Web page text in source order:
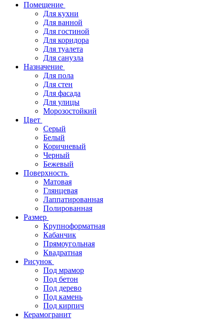
Помещение
Для кухни
Для ванной
Для гостиной
Для коридора
Для туалета
Для санузла
Назначение
Для пола
Для стен
Для фасада
Для улицы
Морозостойкий
Цвет
Серый
Белый
Коричневый
Черный
Бежевый
Поверхность
Матовая
Глянцевая
Лаппатированная
Полированная
Размер
Крупноформатная
Кабанчик
Прямоугольная
Квадратная
Рисунок
Под мрамор
Под бетон
Под дерево
Под камень
Под кирпич
Керамогранит